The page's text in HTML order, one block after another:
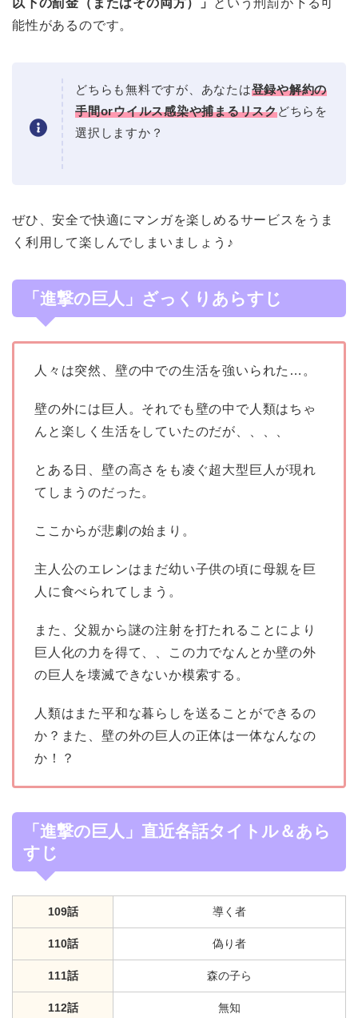
以下の罰金（またはその両方）」
という刑罰が下る可
能性があるのです。
どちらも無料ですが、あなたは登録や解約の
手間orウイルス感染や捕まるリスクどちらを
選択しますか？
ぜひ、安全で快適にマンガを楽しめるサービスをうま
く利用して楽しんでしまいましょう♪
「進撃の巨人」ざっくりあらすじ
人々は突然、壁の中での生活を強いられた … 。
壁の外には巨人。それでも壁の中で人類はちゃ
んと楽しく生活をしていたのだが、、、、
とある日、壁の高さをも凌ぐ超大型巨人が現れ
てしまうのだった。
ここからが悲劇の始まり。
主人公のエレンはまだ幼い子供の頃に母親を巨
人に食べられてしまう。
また、父親から謎の注射を打たれることにより
巨人化の力を得て、、この力でなんとか壁の外
の巨人を壊滅できないか模索する。
人類はまた平和な暮らしを送ることができるの
か？また、壁の外の巨人の正体は一体なんなの
か！？
「進撃の巨人」直近各話タイトル＆あら
すじ
109話 導く者
110話 偽り者
111話 森の子ら
112話 無知